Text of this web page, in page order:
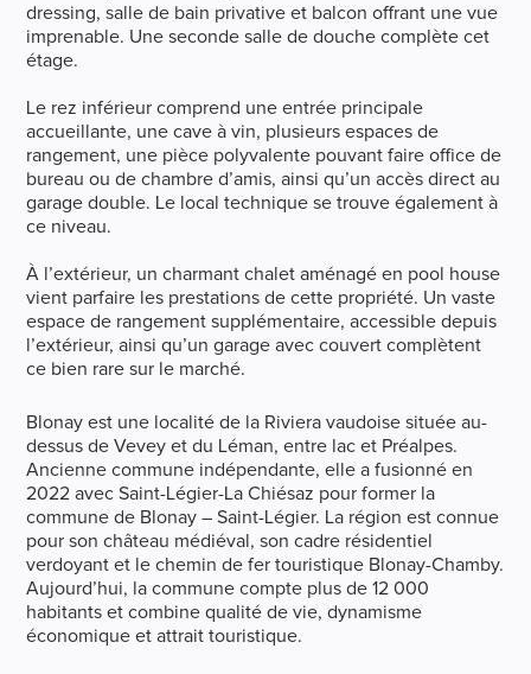
dressing, salle de bain privative et balcon offrant une vue
imprenable. Une seconde salle de douche complète cet
étage.
Le rez inférieur comprend une entrée principale
accueillante, une cave à vin, plusieurs espaces de
rangement, une pièce polyvalente pouvant faire office de
bureau ou de chambre d’amis, ainsi qu’un accès direct au
garage double. Le local technique se trouve également à
ce niveau.
À l’extérieur, un charmant chalet aménagé en pool house
vient parfaire les prestations de cette propriété. Un vaste
espace de rangement supplémentaire, accessible depuis
l’extérieur, ainsi qu’un garage avec couvert complètent
ce bien rare sur le marché.
Blonay est une localité de la Riviera vaudoise située au-
dessus de Vevey et du Léman, entre lac et Préalpes.
Ancienne commune indépendante, elle a fusionné en
2022 avec Saint-Légier-La Chiésaz pour former la
commune de Blonay – Saint-Légier. La région est connue
pour son château médiéval, son cadre résidentiel
verdoyant et le chemin de fer touristique Blonay-Chamby.
Aujourd’hui, la commune compte plus de 12 000
habitants et combine qualité de vie, dynamisme
économique et attrait touristique.